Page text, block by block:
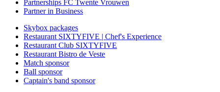
Partnerships FC Twente Vrouwen
Partner in Business
Skybox packages
Restaurant SIXTYFIVE | Chef's Experience
Restaurant Club SIXTYFIVE
Restaurant Bistro de Veste
Match sponsor
Ball sponsor
Captain's band sponsor